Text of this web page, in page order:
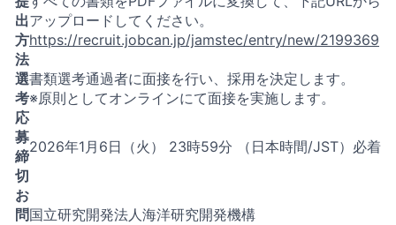
出
方
法
アップロードしてください。
https://recruit.jobcan.jp/jamstec/entry/new/2199369
選
考
書類選考通過者に面接を行い、採用を決定します。
※原則としてオンラインにて面接を実施します。
応
募
締
切
2026年1月6日（火） 23時59分 （日本時間/JST）必着
お
問国立研究開発法人海洋研究開発機構